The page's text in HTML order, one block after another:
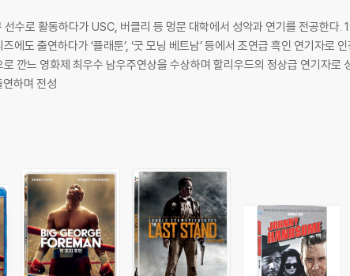
수로 활동하다가 USC, 버클리 등 멍문 대학에서 성악과 연기를 전공한다.
에도 출연하다가 ‘플래툰’, ‘굿 모닝 베트남’ 등에서 조연급 흑인 연기자로
깐느 영화제 최우수 남우주연상을 수상하며 할리우드의 정상급 연기자로 성
연하며 전성